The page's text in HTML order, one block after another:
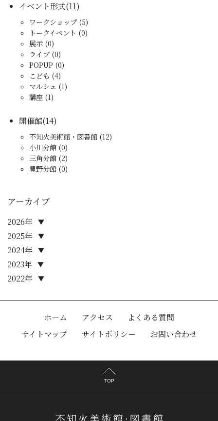
イベント形式(11)
ワークショップ (5)
トークイベント (0)
展示 (0)
ライブ (0)
POPUP (0)
こども (4)
マルシェ (1)
講座 (1)
開催館(14)
不知火美術館・図書館 (12)
小川分館 (0)
三角分館 (2)
豊野分館 (0)
アーカイブ
2022年 ▼
2023年 ▼
2024年 ▼
2025年 ▼
2026年 ▼
ホーム アクセス
よくある質問
サイトマップ
サイトポリシー お問い合わせ
TOP